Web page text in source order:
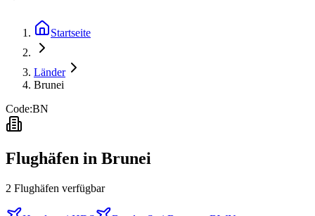
Startseite
Länder
Brunei
Code:BN
Flughäfen in Brunei
2 Flughäfen verfügbar